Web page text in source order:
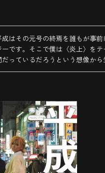
はその元号の終焉を誰もが事
です。そこで僕は〈炎上〉を
っているだろうという想像から